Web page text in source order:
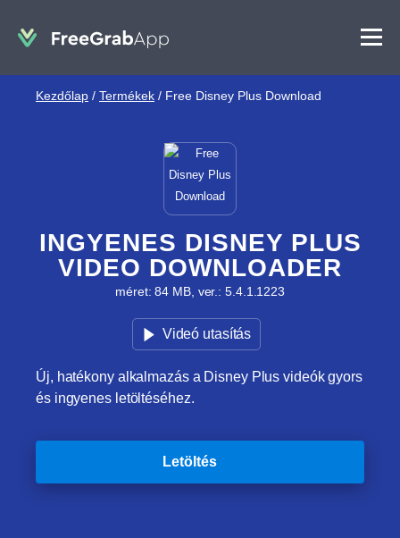
Kezdőlap / Termékek / Free Disney Plus Download
INGYENES DISNEY PLUS
VIDEO DOWNLOADER
méret: 84 MB, ver.: 5.4.1.1223
Videó utasítás
Új, hatékony alkalmazás a Disney Plus videók gyors
és ingyenes letöltéséhez.
Letöltés